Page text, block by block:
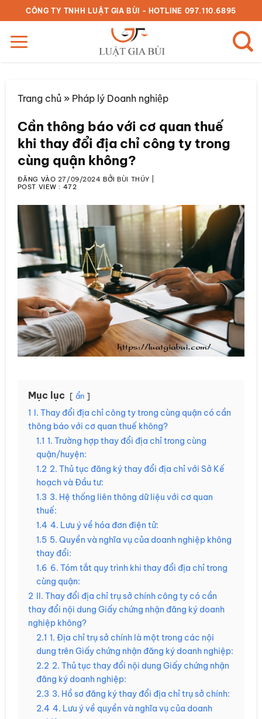
qua
nội
dung
CÔNG TY TNHH LUẬT GIA BÙI - HOTLINE 097.110.6895
Trang chủ» Pháp lý Doanh nghiệp
Cần thông báo với cơ quan thuế
khi thay đổi địa chỉ công ty trong
cùng quận không?
ĐĂNG VÀO 27/09/2024 BỞIBÙI THÚY
POST VIEW : 472
Mục lục ẩn
1 I. Thay đổi địa chỉ công ty trong cùng quận có cần
thông báo với cơ quan thuế không?
1.1 1. Trường hợp thay đổi địa chỉ trong cùng
quận/huyện:
1.2 2. Thủ tục đăng ký thay đổi địa chỉ với Sở Kế
hoạch và Đầu tư:
1.3 3. Hệ thống liên thông dữ liệu với cơ quan
thuế:
1.4 4. Lưu ý về hóa đơn điện tử:
1.5 5. Quyền và nghĩa vụ của doanh nghiệp không
thay đổi:
1.6 6. Tóm tắt quy trình khi thay đổi địa chỉ trong
cùng quận:
2 II. Thay đổi địa chỉ trụ sở chính công ty có cần
thay đổi nội dung Giấy chứng nhận đăng ký doanh
nghiệp không?
2.1 1. Địa chỉ trụ sở chính là một trong các nội
dung trên Giấy chứng nhận đăng ký doanh nghiệp:
2.2 2. Thủ tục thay đổi nội dung Giấy chứng nhận
đăng ký doanh nghiệp:
2.3 3. Hồ sơ đăng ký thay đổi địa chỉ trụ sở chính:
2.4 4. Lưu ý về quyền và nghĩa vụ của doanh